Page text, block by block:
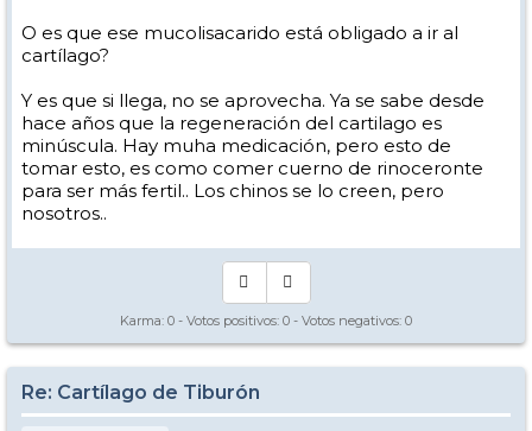
O es que ese mucolisacarido está obligado a ir al
cartílago?
Y es que si llega, no se aprovecha. Ya se sabe desde
hace años que la regeneración del cartilago es
minúscula. Hay muha medicación, pero esto de
tomar esto, es como comer cuerno de rinoceronte
para ser más fertil.. Los chinos se lo creen, pero
nosotros..
Karma: 0 - Votos positivos: 0 - Votos negativos: 0
Re: Cartílago de Tiburón